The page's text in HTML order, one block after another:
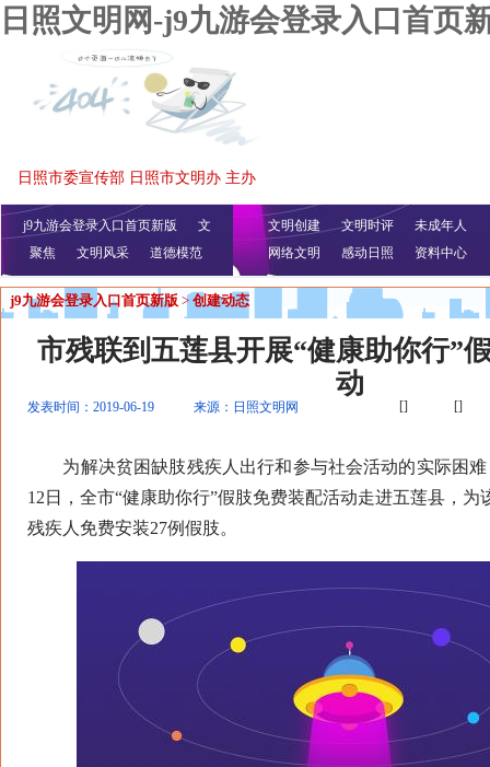
日照文明网-j9九游会登录入口首页
日照市委宣传部 日照市文明办 主办
j9九游会登录入口首页新版
文
明播报
公益视频
聚焦 文明风采 道德模范
文明创建 文明时评
未成年人
网络文明
感动日照 资料中心
j9九游会登录入口首页新版 > 创建动态
市残联到五莲县开展“健康助你行”
动
发表时间：2019-06-19 来源：日照文明网 [] []
为解决贫困缺肢残疾人出行和参与社会活动的实际困难
12日，全市“健康助你行”假肢免费装配活动走进五莲县，为
残疾人免费安装27例假肢。